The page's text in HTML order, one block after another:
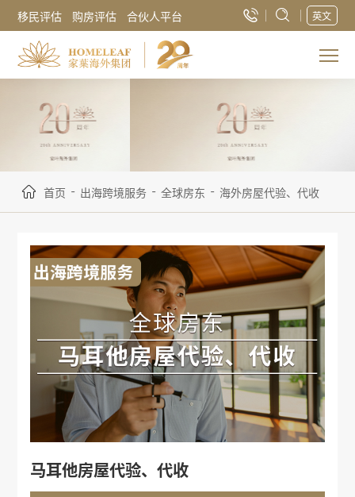
移民评估 购房评估 合伙人平台 英文
首页 - 出海跨境服务 - 全球房东 - 海外房屋代验、代收
马耳他房屋代验、代收